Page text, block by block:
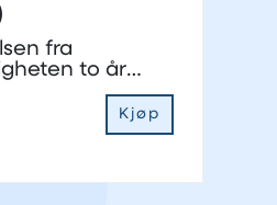
fra
to år
Kjøp